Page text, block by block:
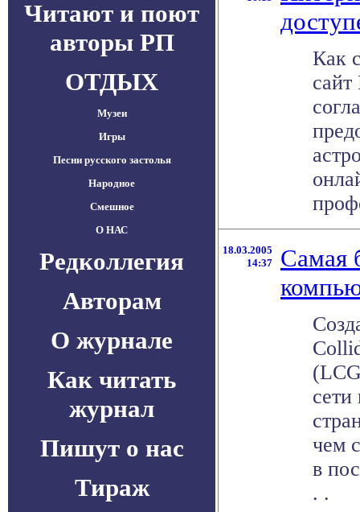
Читают и поют
авторы РП
ОТДЫХ
Музеи
Игры
Песни русского застолья
Народное
Смешное
О НАС
Редколлегия
Авторам
О журнале
Как читать
журнал
Пишут о нас
Тираж
Как
18.03.2005
14:37
Самая
чем
в
. .